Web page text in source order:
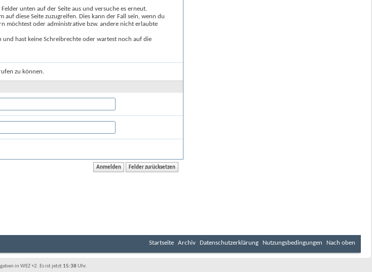
unten auf der Seite aus und versuche es erneut.
auf diese Seite zuzugreifen. Dies kann der Fall sein, wenn du
möchtest oder administrative bzw. andere nicht erlaubte
und hast keine Schreibrechte oder wartest noch auf die
zu können.
Startseite Archiv Datenschutzerklärung Nutzungsbedingungen Nach oben
in WEZ +2. Es ist jetzt 15:38 Uhr.